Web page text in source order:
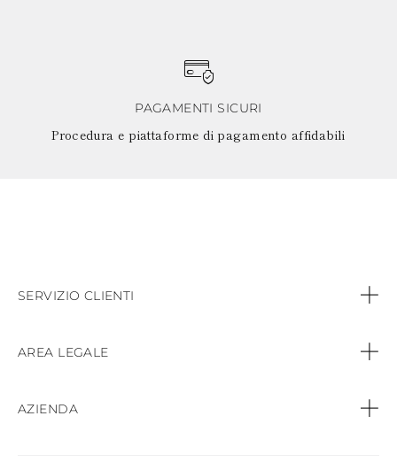
PAGAMENTI SICURI
Procedura e piattaforme di pagamento affidabili
SERVIZIO CLIENTI
AREA LEGALE
AZIENDA